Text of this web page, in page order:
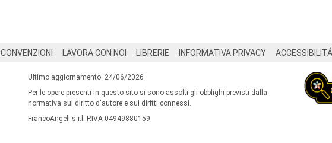
CONVENZIONI LAVORA CON NOI LIBRERIE INFORMATIVA PRIVACY ACCESSIBILITÁ
Ultimo aggiornamento: 24/06/2026
Per le opere presenti in questo sito si sono assolti gli obblighi previsti dalla
normativa sul diritto d'autore e sui diritti connessi.
FrancoAngeli s.r.l. P.IVA 04949880159